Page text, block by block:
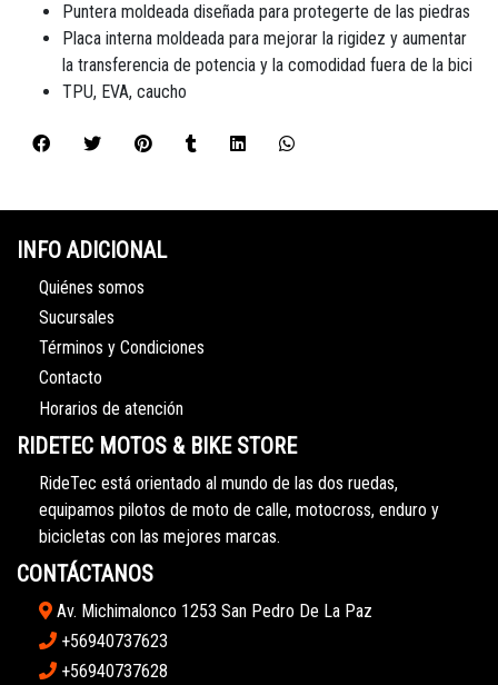
Puntera moldeada diseñada para protegerte de las piedras
Placa interna moldeada para mejorar la rigidez y aumentar
la transferencia de potencia y la comodidad fuera de la bici
TPU, EVA, caucho
INFO ADICIONAL
Quiénes somos
Sucursales
Términos y Condiciones
Contacto
Horarios de atención
RIDETEC MOTOS & BIKE STORE
RideTec está orientado al mundo de las dos ruedas,
equipamos pilotos de moto de calle, motocross, enduro y
bicicletas con las mejores marcas.
CONTÁCTANOS
Av. Michimalonco 1253 San Pedro De La Paz
+56940737623
+56940737628